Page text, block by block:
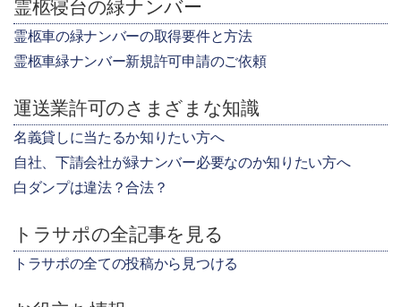
霊柩寝台の緑ナンバー
霊柩車の緑ナンバーの取得要件と方法
霊柩車緑ナンバー新規許可申請のご依頼
運送業許可のさまざまな知識
名義貸しに当たるか知りたい方へ
自社、下請会社が緑ナンバー必要なのか知りたい方へ
白ダンプは違法？合法？
トラサポの全記事を見る
トラサポの全ての投稿から見つける